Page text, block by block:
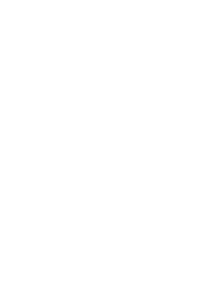
绍，想了解更多内容，可以持续关注